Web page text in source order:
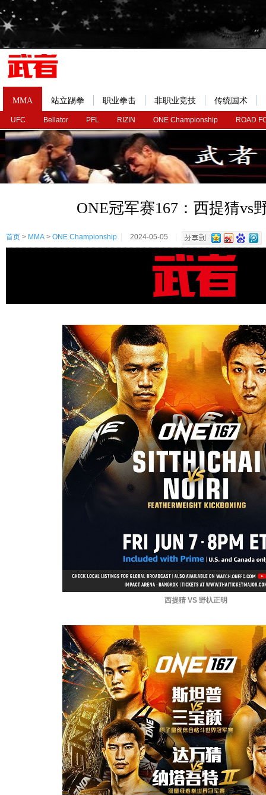
MMA
UFC Bellator PFL RIZIN ONE Championship ROAD
站立踢拳 职业拳击 非职业竞技 传统国术
ONE冠军赛167：西提猜vs
首页 > MMA > ONE Championship 2024-05-05
西提猜 VS 野杁正明